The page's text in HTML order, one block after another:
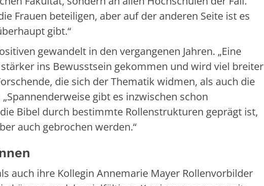
Frauen beteiligen, aber auf der anderen Seite ist es
gibt.“
gewandelt in den vergangenen Jahren. „Eine
ins Bewusstsein gekommen und wird viel breiter
die sich der Thematik widmen, als auch die
gibt es inzwischen schon
Bibel durch bestimmte Rollenstrukturen geprägt ist,
auch gebrochen werden.“
auch ihre Kollegin Annemarie Mayer Rollenvorbilder